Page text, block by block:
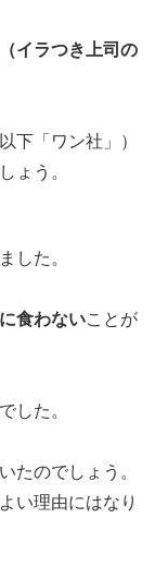
（イラつき上司の
下「ワン社」）
ょう。
した。
食わないことが
した。
たのでしょう。
い理由にはなり